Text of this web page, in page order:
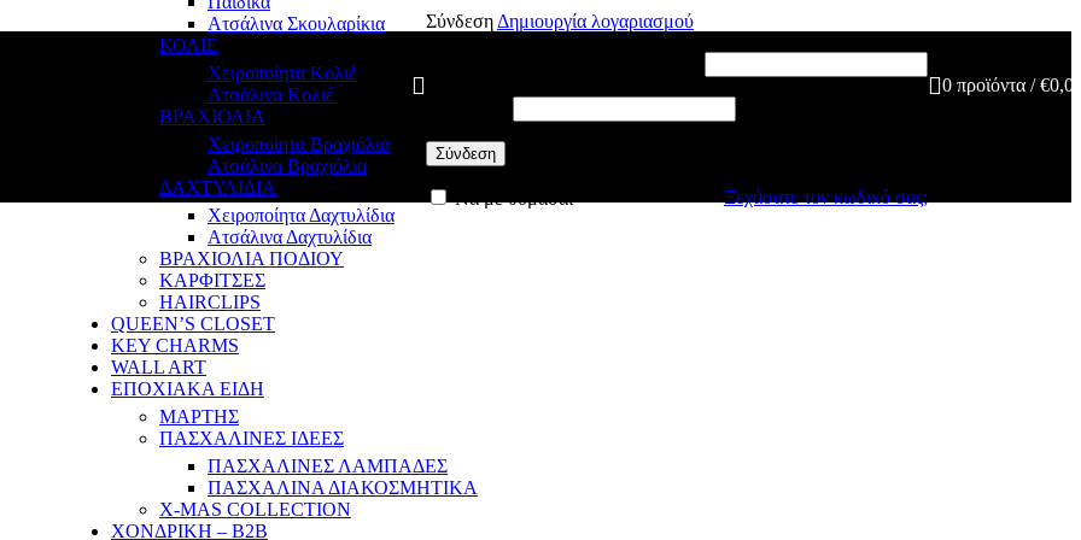
Σύνδεση Δημιουργία λογαριασμού
Σύνδεση
Ξεχάσατε τον κωδικό σας;
Να με θυμάσαι
0 προϊόντα / €
Ατσάλινα Σκουλαρίκια
ΚΟΛΙΕ
Χειροποίητα Κολιέ
Ατσάλινα Κολιέ
ΒΡΑΧΙΟΛΙΑ
Χειροποίητα Βραχιόλια
Ατσάλινα Βραχιόλια
ΔΑΧΤΥΛΙΔΙΑ
Χειροποίητα Δαχτυλίδια
Ατσάλινα Δαχτυλίδια
ΒΡΑΧΙΟΛΙΑ ΠΟΔΙΟΥ
ΚΑΡΦΙΤΣΕΣ
HAIRCLIPS
QUEEN’S CLOSET
KEY CHARMS
WALL ART
ΕΠΟΧΙΑΚΑ ΕΙΔΗ
ΜΑΡΤΗΣ
ΠΑΣΧΑΛΙΝΕΣ ΙΔΕΕΣ
ΠΑΣΧΑΛΙΝΕΣ ΛΑΜΠΑΔΕΣ
ΠΑΣΧΑΛΙΝΑ ΔΙΑΚΟΣΜΗΤΙΚΑ
X-MAS COLLECTION
ΧΟΝΔΡΙΚΗ – B2B